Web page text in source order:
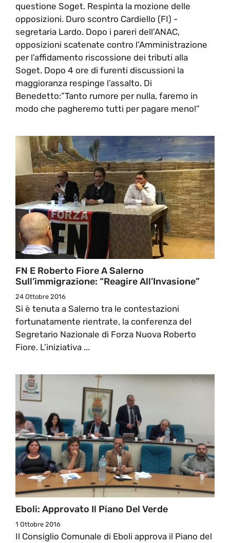
questione Soget. Respinta la mozione delle
opposizioni. Duro scontro Cardiello (FI) -
segretaria Lardo. Dopo i pareri dell’ANAC,
opposizioni scatenate contro l’Amministrazione
per l’affidamento riscossione dei tributi alla
Soget. Dopo 4 ore di furenti discussioni la
maggioranza respinge l’assalto. Di
Benedetto:”Tanto rumore per nulla, faremo in
modo che pagheremo tutti per pagare meno!”
FN E Roberto Fiore A Salerno
Sull’immigrazione: “Reagire All’Invasione”
24 Ottobre 2016
Si è tenuta a Salerno tra le contestazioni
fortunatamente rientrate, la conferenza del
Segretario Nazionale di Forza Nuova Roberto
Fiore. L’iniziativa ...
Eboli: Approvato Il Piano Del Verde
1 Ottobre 2016
Il Consiglio Comunale di Eboli approva il Piano del